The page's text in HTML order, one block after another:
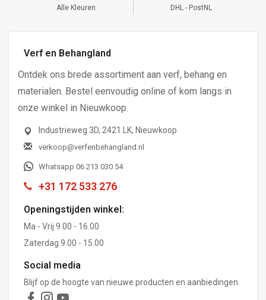
Alle Kleuren DHL - PostNL
Verf en Behangland
Ontdek ons brede assortiment aan verf, behang en
materialen. Bestel eenvoudig online of kom langs in
onze winkel in Nieuwkoop.
Industrieweg 3D, 2421 LK, Nieuwkoop
verkoop@verfenbehangland.nl
Whatsapp 06 213 030 54
+31 172 533 276
Openingstijden winkel:
Ma - Vrij 9.00 - 16.00
Zaterdag 9.00 - 15.00
Social media
Blijf op de hoogte van nieuwe producten en aanbiedingen.